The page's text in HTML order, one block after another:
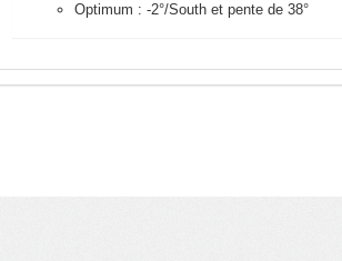
Optimum : -2°/South et pente de 38°